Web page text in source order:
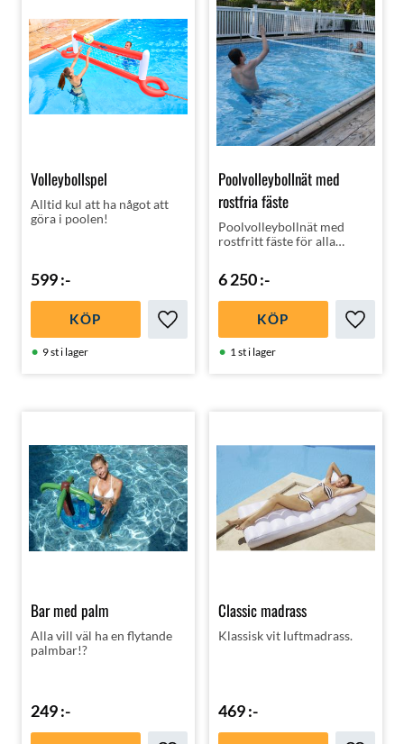
Volleybollspel
Alltid kul att ha något att
göra i poolen!
599:-
Lägg till i favoriter
9 st i lager
KÖP
Poolvolleybollnät med
rostfria fäste
Poolvolleybollnät med
rostfritt fäste för alla
6 250:-
Lägg
1 st i lager
KÖP
Bar med palm
Alla vill väl ha en flytande
palmbar!?
249:-
Classic madrass
Klassisk vit luftmadrass.
469:-